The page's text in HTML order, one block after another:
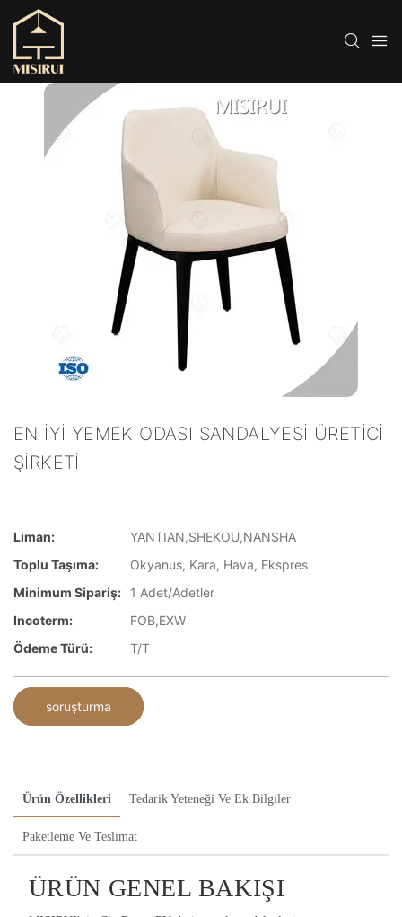
EN İYI YEMEK ODASI SANDALYESI ÜRETICI
ŞIRKETI
Liman:
YANTIAN,SHEKOU,NANSHA
Toplu Taşıma:
Okyanus, Kara, Hava, Ekspres
Minimum Sipariş:
1 Adet/Adetler
Incoterm:
FOB,EXW
Ödeme Türü:
T/T
soruşturma
Ürün Özellikleri Tedarik Yeteneği Ve Ek Bilgiler
Paketleme Ve Teslimat
ÜRÜN GENEL BAKIŞI